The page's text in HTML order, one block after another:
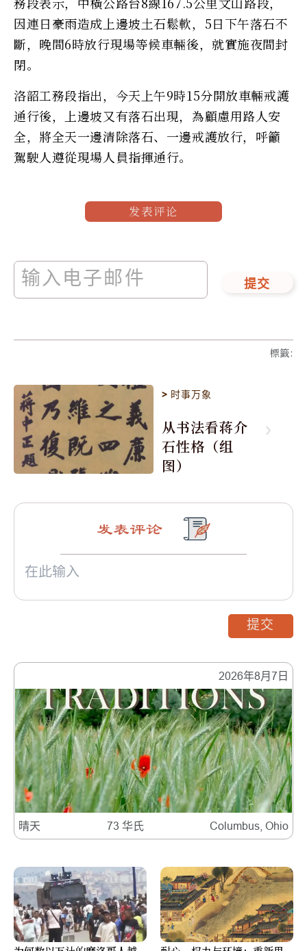
因連日豪雨造成上邊坡土石鬆軟，5日下午落石不
斷，晚間6時放行現場等候車輛後，就實施夜間封
閉。
洛韶工務段指出，今天上午9時15分開放車輛戒護
通行後，上邊坡又有落石出現，為顧慮用路人安
全，將全天一邊清除落石、一邊戒護放行，呼籲
駕駛人遵從現場人員指揮通行。
发表评论
提交
標籤:
> 时事万象
从书法看蒋介
石性格（组
图）
2026年8月7日
晴天 73 华氏 Columbus, Ohio
发表评论
提交